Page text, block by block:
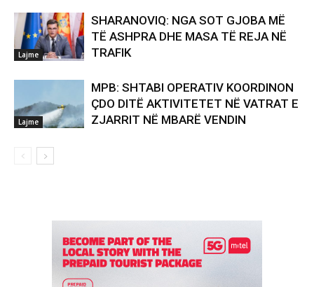
Lajme
SHARANOVIQ: NGA SOT GJOBA MË
TË ASHPRA DHE MASA TË REJA NË
TRAFIK
Lajme
MPB: SHTABI OPERATIV KOORDINON
ÇDO DITË AKTIVITETET NË VATRAT E
ZJARRIT NË MBARË VENDIN